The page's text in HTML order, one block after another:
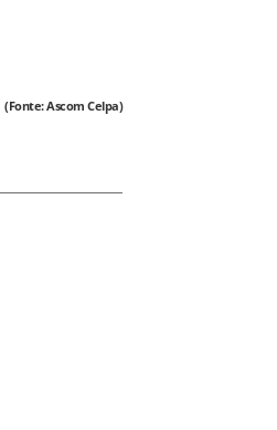
(Fonte: Ascom Celpa)